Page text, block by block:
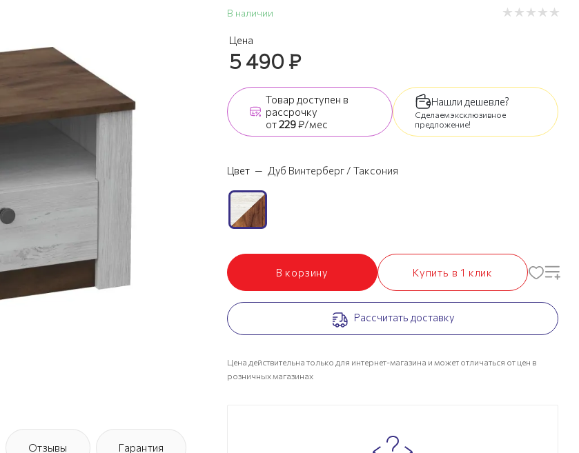
Отзывы Гарантия
В наличии
Цена
5 490₽
Товар доступен в
рассрочку
от229₽/мес
Нашли дешевле?
Сделаем эксклюзивное
предложение!
Цвет — Дуб Винтерберг / Таксония
В корзину Купить в 1 клик
Рассчитать доставку
Цена действительна только для интернет-магазина и может отличаться от цен в
розничных магазинах